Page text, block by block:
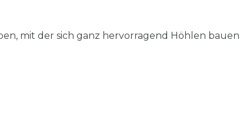
mit der sich ganz hervorragend Höhlen bauen